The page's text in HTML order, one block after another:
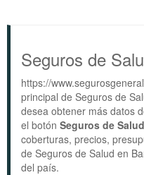
Seguros de
https://
principal de Seguros de
desea obtener más datos
el botón Seguros de Salud
coberturas, precios,
de Seguros de Salud en
del país.